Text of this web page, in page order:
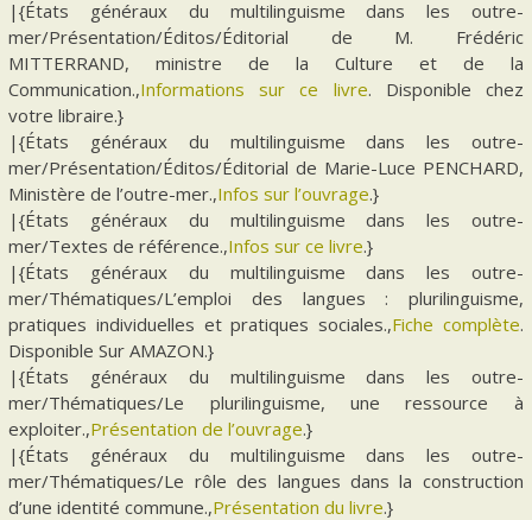
|{États généraux du multilinguisme dans les outre-
mer/Présentation/Éditos/Éditorial de M. Frédéric
MITTERRAND, ministre de la Culture et de la
Communication.,Informations sur ce livre. Disponible chez
votre libraire.}
|{États généraux du multilinguisme dans les outre-
mer/Présentation/Éditos/Éditorial de Marie-Luce PENCHARD,
Ministère de l’outre-mer.,Infos sur l’ouvrage.}
|{États généraux du multilinguisme dans les outre-
mer/Textes de référence.,Infos sur ce livre.}
|{États généraux du multilinguisme dans les outre-
mer/Thématiques/L’emploi des langues : plurilinguisme,
pratiques individuelles et pratiques sociales.,Fiche complète.
Disponible Sur AMAZON.}
|{États généraux du multilinguisme dans les outre-
mer/Thématiques/Le plurilinguisme, une ressource à
exploiter.,Présentation de l’ouvrage.}
|{États généraux du multilinguisme dans les outre-
mer/Thématiques/Le rôle des langues dans la construction
d’une identité commune.,Présentation du livre.}